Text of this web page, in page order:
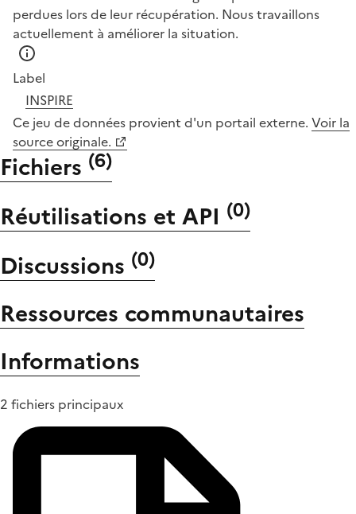
perdues lors de leur récupération. Nous travaillons
actuellement à améliorer la situation.
Label
INSPIRE
Ce jeu de données provient d'un portail externe. Voir la
source originale.
Fichiers (6)
Réutilisations et API (0)
Discussions (0)
Ressources communautaires
Informations
2 fichiers principaux